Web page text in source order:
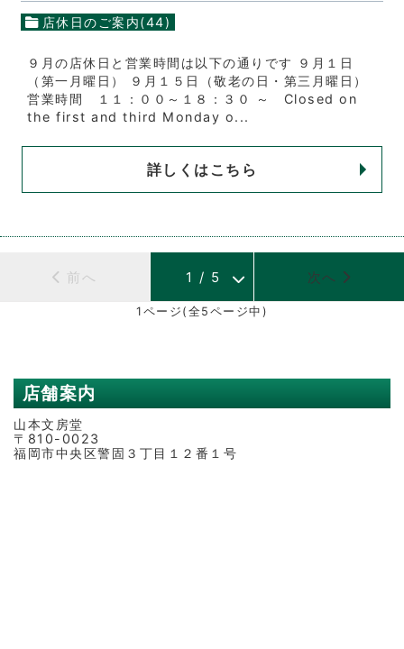
店休日のご案内(44)
９月の店休日と営業時間は以下の通りです ９月１日
（第一月曜日） ９月１５日（敬老の日・第三月曜日）
営業時間 １１：００～１８：３０ ～ Closed on
the first and third Monday o...
詳しくはこちら
前へ 1 / 5 次へ
1ページ(全5ページ中)
店舗案内
山本文房堂
〒810-0023
福岡市中央区警固３丁目１２番１号